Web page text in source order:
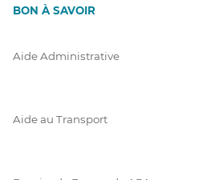
BON À SAVOIR
Aide Administrative
Aide au Transport